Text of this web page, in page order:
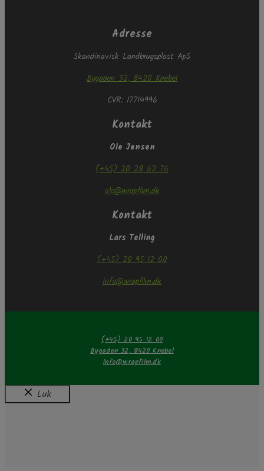
Adresse
Skandinavisk Landbrugsplast ApS
Bygaden 32, 8420 Knebel
CVR: 17714996
Kontakt
Ole Jensen
(+45) 20 28 62 76
ole@wrapfilm.dk
Kontakt
Lars Telling
(+45) 20 95 12 00
info@wrapfilm.dk
(+45) 20 95 12 00
Bygaden 32, 8420 Knebel
info@wrapfilm.dk
Luk